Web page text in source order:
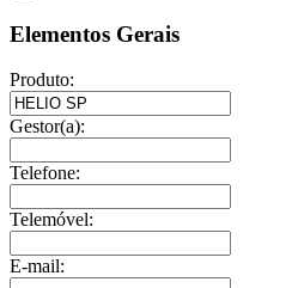
Elementos Gerais
Produto:
Gestor(a):
Telefone:
Telemóvel:
E-mail: